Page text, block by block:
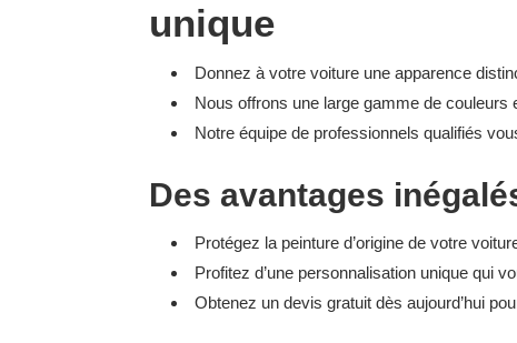
unique
Donnez à votre voiture une apparence
Nous offrons une large gamme de
Notre équipe de professionnels qualifiés
Des avantages
Protégez la peinture d’origine de votre
Profitez d’une personnalisation unique qui
Obtenez un devis gratuit dès aujourd’hui